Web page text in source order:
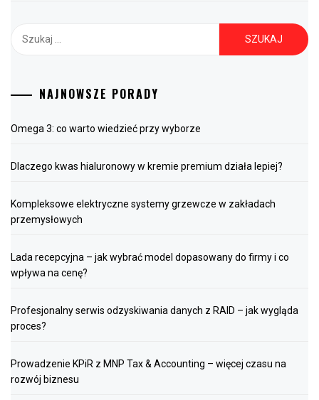
NAJNOWSZE PORADY
Omega 3: co warto wiedzieć przy wyborze
Dlaczego kwas hialuronowy w kremie premium działa lepiej?
Kompleksowe elektryczne systemy grzewcze w zakładach
przemysłowych
Lada recepcyjna – jak wybrać model dopasowany do firmy i co
wpływa na cenę?
Profesjonalny serwis odzyskiwania danych z RAID – jak wygląda
proces?
Prowadzenie KPiR z MNP Tax & Accounting – więcej czasu na
rozwój biznesu